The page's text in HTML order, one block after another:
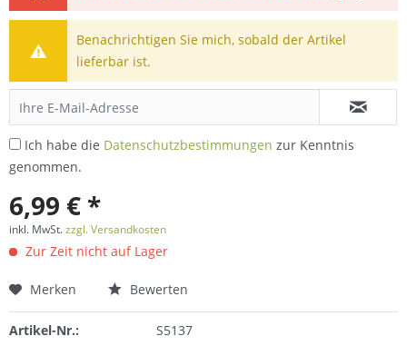
Benachrichtigen Sie mich, sobald der Artikel
lieferbar ist.
Ich habe die Datenschutzbestimmungen zur Kenntnis
genommen.
6,99 € *
inkl. MwSt.zzgl. Versandkosten
Zur Zeit nicht auf Lager
Merken Bewerten
Artikel-Nr.: S5137